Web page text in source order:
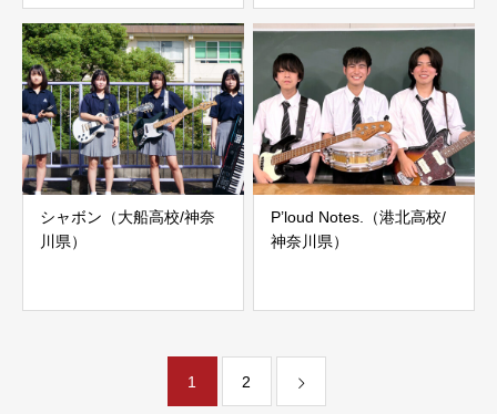
シャボン（大船高校/神奈
川県）
P’loud Notes.（港北高校/
神奈川県）
1 2